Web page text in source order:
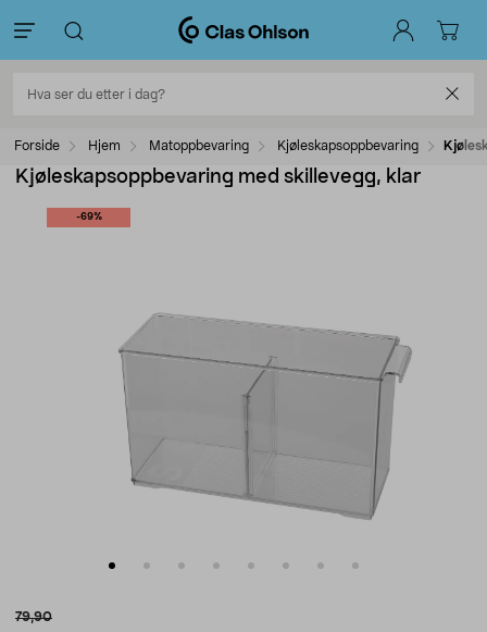
Forside Hjem Matoppbevaring Kjøleskapsoppbevaring
Kjøleskapsoppbevaring med skillevegg, klar
-69%
79,90